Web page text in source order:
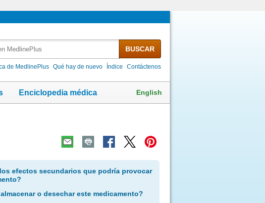
BUSCAR
de MedlinePlus Qué hay de nuevo Índice Contáctenos
Enciclopedia médica English
efectos secundarios que podría provocar
o desechar este medicamento?